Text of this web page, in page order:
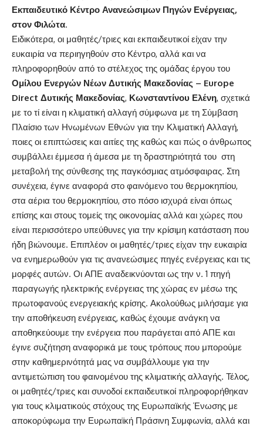
Εκπαιδευτικό Κέντρο Ανανεώσιμων Πηγών Ενέργειας,
στον Φιλώτα.
Ειδικότερα, οι μαθητές/τριες και εκπαιδευτικοί είχαν την
ευκαιρία να περιηγηθούν στο Κέντρο, αλλά και να
πληροφορηθούν από το στέλεχος της ομάδας έργου του
Ομίλου Ενεργών Νέων Δυτικής Μακεδονίας – Europe
Direct Δυτικής Μακεδονίας, Κωνσταντίνου Ελένη, σχετικά
με το τί είναι η κλιματική αλλαγή σύμφωνα με τη Σύμβαση
Πλαίσιο των Ηνωμένων Εθνών για την Κλιματική Αλλαγή,
ποιες οι επιπτώσεις και αιτίες της καθώς και πώς ο άνθρωπος
συμβάλλει έμμεσα ή άμεσα με τη δραστηριότητά του στη
μεταβολή της σύνθεσης της παγκόσμιας ατμόσφαιρας. Στη
συνέχεια, έγινε αναφορά στο φαινόμενο του θερμοκηπίου,
στα αέρια του θερμοκηπίου, στο πόσο ισχυρά είναι όπως
επίσης και στους τομείς της οικονομίας αλλά και χώρες που
είναι περισσότερο υπεύθυνες για την κρίσιμη κατάσταση που
ήδη βιώνουμε. Επιπλέον οι μαθητές/τριες είχαν την ευκαιρία
να ενημερωθούν για τις ανανεώσιμες πηγές ενέργειας και τις
μορφές αυτών. Οι ΑΠΕ αναδεικνύονται ως την ν. 1 πηγή
παραγωγής ηλεκτρικής ενέργειας της χώρας εν μέσω της
πρωτοφανούς ενεργειακής κρίσης. Ακολούθως μιλήσαμε για
την αποθήκευση ενέργειας, καθώς έχουμε ανάγκη να
αποθηκεύουμε την ενέργεια που παράγεται από ΑΠΕ και
έγινε συζήτηση αναφορικά με τους τρόπους που μπορούμε
στην καθημερινότητά μας να συμβάλλουμε για την
αντιμετώπιση του φαινομένου της κλιματικής αλλαγής. Τέλος,
οι μαθητές/τριες και συνοδοί εκπαιδευτικοί πληροφορήθηκαν
για τους κλιματικούς στόχους της Ευρωπαϊκής Ένωσης με
αποκορύφωμα την Ευρωπαϊκή Πράσινη Συμφωνία, αλλά και